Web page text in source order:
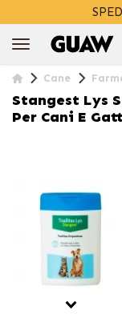
Cane
Stangest Lys
Per Cani E